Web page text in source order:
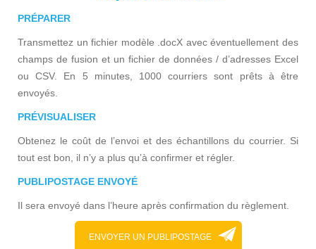
PRÉPARER
Transmettez un fichier modèle .docX avec éventuellement des
champs de fusion et un fichier de données / d’adresses Excel
ou CSV. En 5 minutes, 1000 courriers sont prêts à être
envoyés.
PRÉVISUALISER
Obtenez le coût de l’envoi et des échantillons du courrier. Si
tout est bon, il n’y a plus qu’à confirmer et régler.
PUBLIPOSTAGE ENVOYÉ
Il sera envoyé dans l’heure après confirmation du règlement.
ENVOYER UN PUBLIPOSTAGE